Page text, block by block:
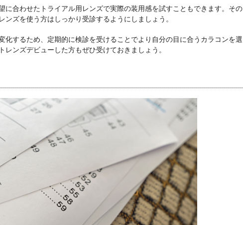
に合わせたトライアル用レンズで実際の装用感を試すこともできます。その
ンズを使う方はしっかり受診するようにしましょう。
化するため、定期的に検診を受けることでより自分の目に合うカラコンを選
ンズデビューした方もぜひ受けておきましょう。